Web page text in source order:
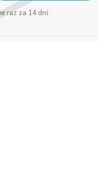
raz za 14 dní.